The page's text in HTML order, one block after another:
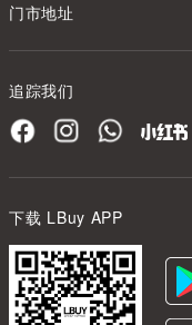
门市地址
追踪我们
下载 LBuy APP